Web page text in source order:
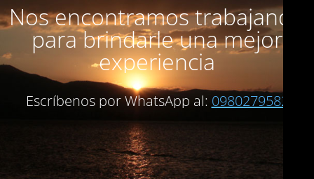
Nos encontramos trabajando
para brindarle una mejor
experiencia
Escríbenos por WhatsApp al: 0980279582